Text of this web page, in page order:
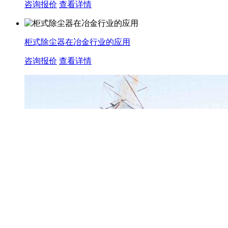
咨询报价 查看详情
柜式除尘器在冶金行业的应用
咨询报价 查看详情